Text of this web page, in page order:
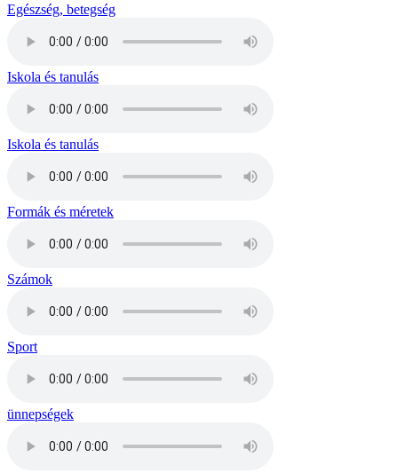
Egészség, betegség
Iskola és tanulás
Iskola és tanulás
Formák és méretek
Számok
Sport
ünnepségek